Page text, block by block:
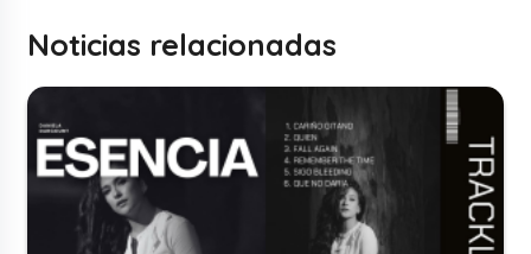
Noticias relacionadas